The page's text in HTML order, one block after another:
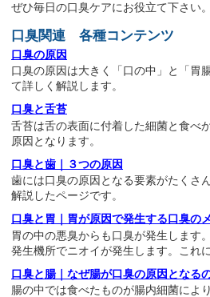
ぜひ毎日の口臭ケアにお役立て下さい。
口臭関連 各種コンテンツ
口臭の原因
口臭の原因は大きく「口の中」と「胃
て詳しく解説します。
口臭と舌苔
舌苔は舌の表面に付着した細菌と食べ
原因となります。
口臭と歯｜３つの原因
歯には口臭の原因となる要素がたくさ
解説したページです。
口臭と胃｜胃が原因で発生する口臭の
胃の中の悪臭からも口臭が発生します
発生機所でニオイが発生します。これ
口臭と腸｜なぜ腸が口臭の原因となる
腸の中では食べたものが腸内細菌によ